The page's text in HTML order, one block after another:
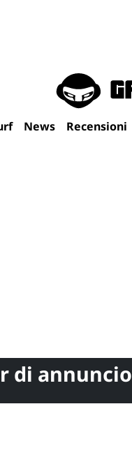
News Recensioni
di annuncio